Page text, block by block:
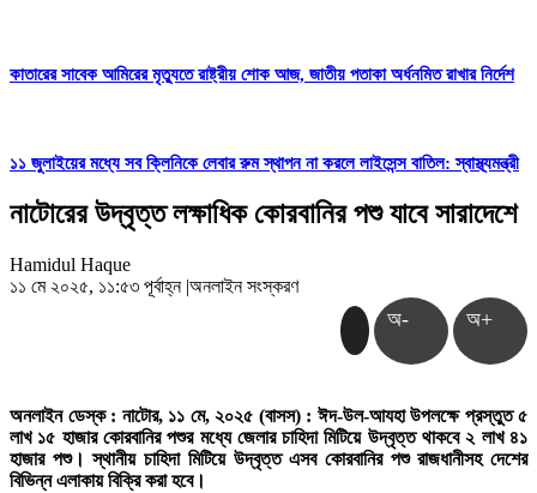
কাতারের সাবেক আমিরের মৃত্যুতে রাষ্ট্রীয় শোক আজ, জাতীয় পতাকা অর্ধনমিত রাখার নির্দেশ
১১ জুলাইয়ের মধ্যে সব ক্লিনিকে লেবার রুম স্থাপন না করলে লাইসেন্স বাতিল: স্বাস্থ্যমন্ত্রী
নাটোরের উদ্বৃত্ত লক্ষাধিক কোরবানির পশু যাবে সারাদেশে
Hamidul Haque
১১ মে ২০২৫, ১১:৫৩ পূর্বাহ্ন |অনলাইন সংস্করণ
অ- অ+
অনলাইন ডেস্ক : নাটোর, ১১ মে, ২০২৫ (বাসস) : ঈদ-উল-আযহা উপলক্ষে প্রস্তুত ৫
লাখ ১৫ হাজার কোরবানির পশুর মধ্যে জেলার চাহিদা মিটিয়ে উদ্বৃত্ত থাকবে ২ লাখ ৪১
হাজার পশু। স্থানীয় চাহিদা মিটিয়ে উদ্বৃত্ত এসব কোরবানির পশু রাজধানীসহ দেশের
বিভিন্ন এলাকায় বিক্রি করা হবে।